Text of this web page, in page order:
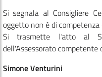
Si segnala al Consigliere
oggetto non è di competenza
Si trasmette l'atto al
dell'Assessorato competente
Simone Venturini